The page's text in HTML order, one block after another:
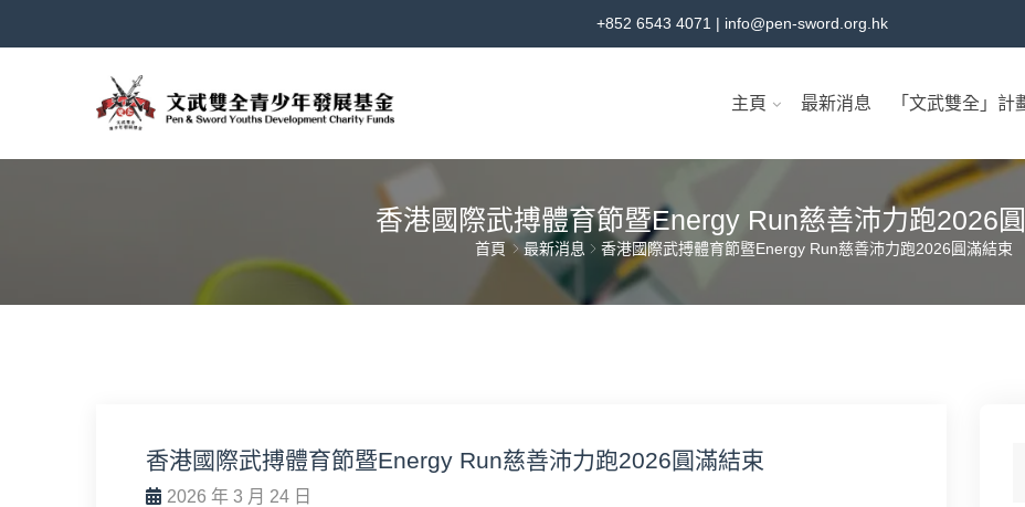
+852 6543 4071 | info@pen-sword.org.hk
主頁 最新消息 「文武雙全」計
香港國際武搏體育節暨Energy Run慈善沛力跑2026
首頁 最新消息 香港國際武搏體育節暨Energy Run慈善沛力跑2026圓滿結束
香港國際武搏體育節暨Energy Run慈善沛力跑2026圓滿結束
2026 年 3 月 24 日